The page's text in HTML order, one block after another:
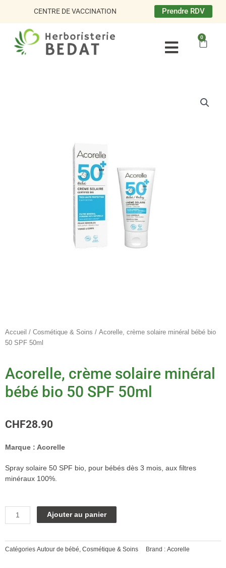
CENTRE DE VACCINATION Prendre RDV
0
Accueil / Cosmétique & Soins / Acorelle, crème solaire minéral bébé bio
50 SPF 50ml
Acorelle, crème solaire minéral
bébé bio 50 SPF 50ml
CHF28.90
Marque : Acorelle
Spray solaire 50 SPF bio, pour bébés dès 3 mois, aux filtres
minéraux 100%.
quantité
de
crème
solaire
Ajouter au panier
Catégories Autour de bébé, Cosmétique & Soins Brand : Acorelle